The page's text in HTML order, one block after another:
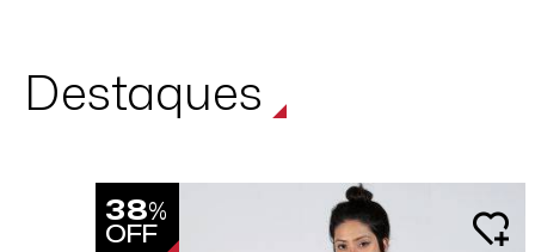
Destaques
38%
OFF